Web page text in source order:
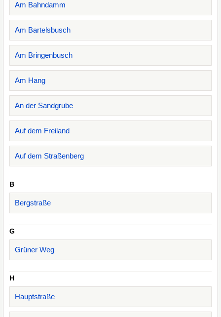
Am Bahndamm
Am Bartelsbusch
Am Bringenbusch
Am Hang
An der Sandgrube
Auf dem Freiland
Auf dem Straßenberg
B
Bergstraße
G
Grüner Weg
H
Hauptstraße